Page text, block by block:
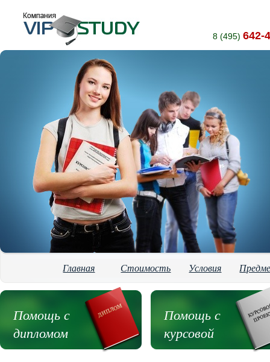
8 (495) 642-
Главная Стоимость Условия
Помощь с
дипломом
Помощь с
курсовой